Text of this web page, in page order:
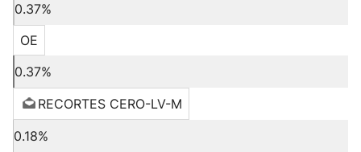
0.37%
OE
0.37%
RECORTES CERO-LV-M
0.18%